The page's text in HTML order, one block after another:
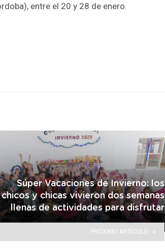
entre el 20 y 28 de enero.
Súper Vacaciones de Invierno: los
chicos y chicas vivieron dos semanas
llenas de actividades para disfrutar
PRÓXIMO ARTÍCULO